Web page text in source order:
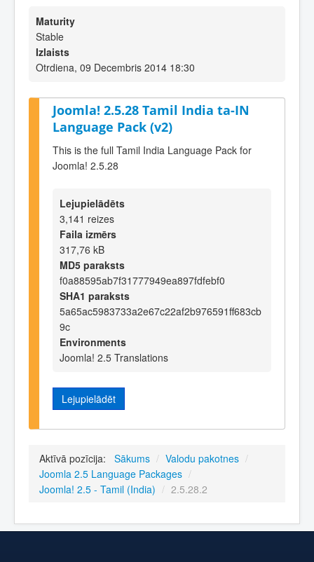
Maturity
Stable
Izlaists
Otrdiena, 09 Decembris 2014 18:30
Joomla! 2.5.28 Tamil India ta-IN
Language Pack (v2)
This is the full Tamil India Language Pack for
Joomla! 2.5.28
Lejupielādēts
3,141 reizes
Faila izmērs
317,76 kB
MD5 paraksts
f0a88595ab7f31777949ea897fdfebf0
SHA1 paraksts
5a65ac5983733a2e67c22af2b976591ff683cb
9c
Environments
Joomla! 2.5 Translations
Lejupielādēt
Aktīvā pozīcija: Sākums / Valodu pakotnes /
Joomla 2.5 Language Packages /
Joomla! 2.5 - Tamil (India) / 2.5.28.2